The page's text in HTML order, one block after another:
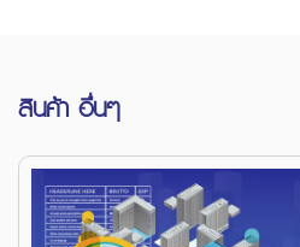
สินค้า อื่นๆ